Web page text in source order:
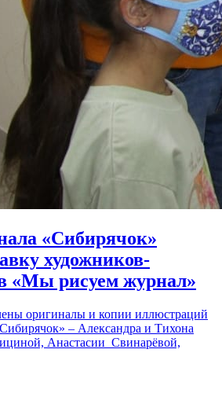
«Сибирячок»
художников-
«Мы рисуем журнал»
оригиналы и копии иллюстраций
– Александра и Тихона
Анастасии Свинарёвой,